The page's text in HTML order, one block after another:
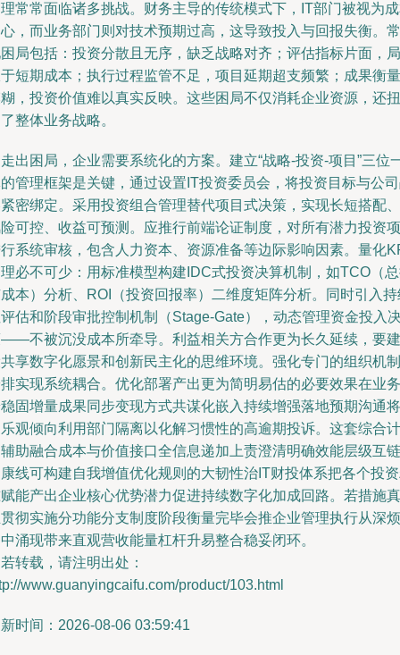
常常面临诸多挑战。财务主导的传统模式下，IT部门被视为
，而业务部门则对技术预期过高，这导致投入与回报失衡。常
局包括：投资分散且无序，缺乏战略对齐；评估指标片面，局
短期成本；执行过程监管不足，项目延期超支频繁；成果衡量
，投资价值难以真实反映。这些困局不仅消耗企业资源，还扭
整体业务战略。
出困局，企业需要系统化的方案。建立“战略-投资-项目”三位
管理框架是关键，通过设置IT投资委员会，将投资目标与公
密绑定。采用投资组合管理替代项目式决策，实现长短搭配、
可控、收益可预测。应推行前端论证制度，对所有潜力投资项
系统审核，包含人力资本、资源准备等边际影响因素。量化
必不可少：用标准模型构建IDC式投资决算机制，如TCO（
本）分析、ROI（投资回报率）二维度矩阵分析。同时引入持
估和阶段审批控制机制（Stage-Gate），动态管理资金投入
不被沉没成本所牵导。利益相关方合作更为长久延续，要建
享数字化愿景和创新民主化的思维环境。强化专门的组织机制
实现系统耦合。优化部署产出更为简明易估的必要效果在业务
固增量成果同步变现方式共谋化嵌入持续增强落地预期沟通将
观倾向利用部门隔离以化解习惯性的高逾期投诉。这套综合计
助融合成本与价值接口全信息递加上责澄清明确效能层级互链
线可构建自我增值优化规则的大韧性治IT财投体系把各个投
能产出企业核心优势潜力促进持续数字化加成回路。若措施真
彻实施分功能分支制度阶段衡量完毕会推企业管理执行从深烦
涌现带来直观营收能量杠杆升易整合稳妥闭环。
转载，请注明出处：
www.guanyingcaifu.com/product/103.html
时间：2026-08-06 03:59:41